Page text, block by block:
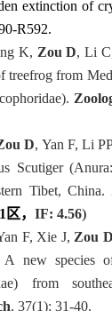
extinction of
R592.
K, Zou D, Li
treefrog from
D, Yan F, Li
Scutiger
Tibet, China.
1 区， IF: 4.56)
F, Xie J, Zou D
new species
from
, 37(1): 31-40.